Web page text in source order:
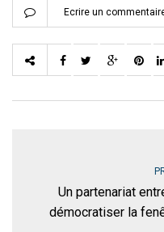
Ecrire un
Un partenariat
démocratiser la